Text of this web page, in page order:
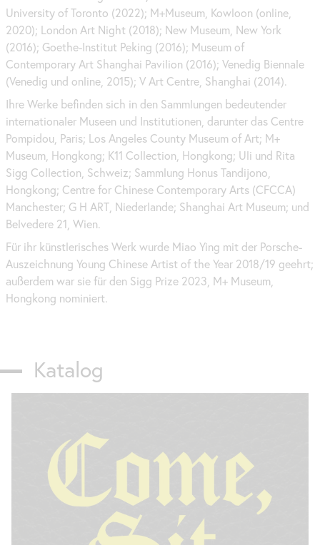
University of Toronto (2022); M+Museum, Kowloon (online,
2020); London Art Night (2018); New Museum, New York
(2016); Goethe-Institut Peking (2016); Museum of
Contemporary Art Shanghai Pavilion (2016); Venedig Biennale
(Venedig und online, 2015); V Art Centre, Shanghai (2014).
Ihre Werke befinden sich in den Sammlungen bedeutender
internationaler Museen und Institutionen, darunter das Centre
Pompidou, Paris; Los Angeles County Museum of Art; M+
Museum, Hongkong; K11 Collection, Hongkong; Uli und Rita
Sigg Collection, Schweiz; Sammlung Honus Tandijono,
Hongkong; Centre for Chinese Contemporary Arts (CFCCA)
Manchester; G H ART, Niederlande; Shanghai Art Museum; und
Belvedere 21, Wien.
Für ihr künstlerisches Werk wurde Miao Ying mit der Porsche-
Auszeichnung Young Chinese Artist of the Year 2018/19 geehrt;
außerdem war sie für den Sigg Prize 2023, M+ Museum,
Hongkong nominiert.
Katalog